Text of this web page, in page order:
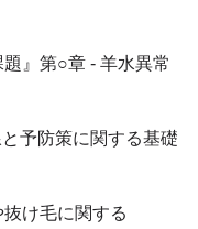
』第○章 - 羊水異常
予防策に関する基礎
け毛に関する